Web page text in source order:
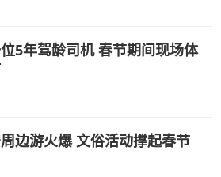
5年驾龄司机 春节期间现场体
边游火爆 文俗活动撑起春节